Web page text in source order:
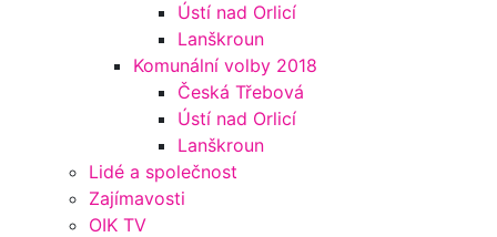
Ústí nad Orlicí
Lanškroun
Komunální volby 2018
Česká Třebová
Ústí nad Orlicí
Lanškroun
Lidé a společnost
Zajímavosti
OIK TV